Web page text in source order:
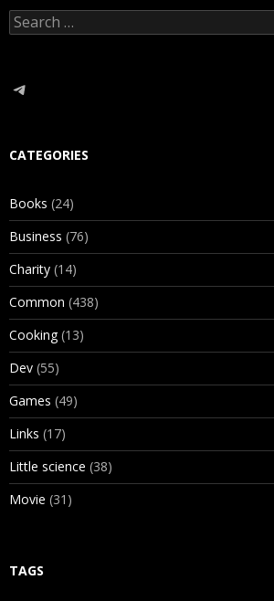
Search
for:
Telegram
CATEGORIES
Books (24)
Business (76)
Charity (14)
Common (438)
Cooking(13)
Dev (55)
Games (49)
Links (17)
Little science (38)
Movie (31)
TAGS